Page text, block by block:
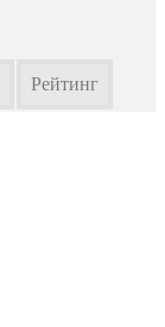
Рейтинг